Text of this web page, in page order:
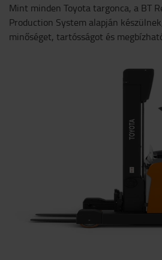
Mint minden Toyota targonca, a BT
Production System alapján
minőséget, tartósságot és